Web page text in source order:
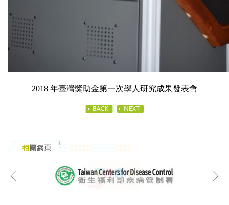
2018 年臺灣獎助金第一次學人研究成果發表會